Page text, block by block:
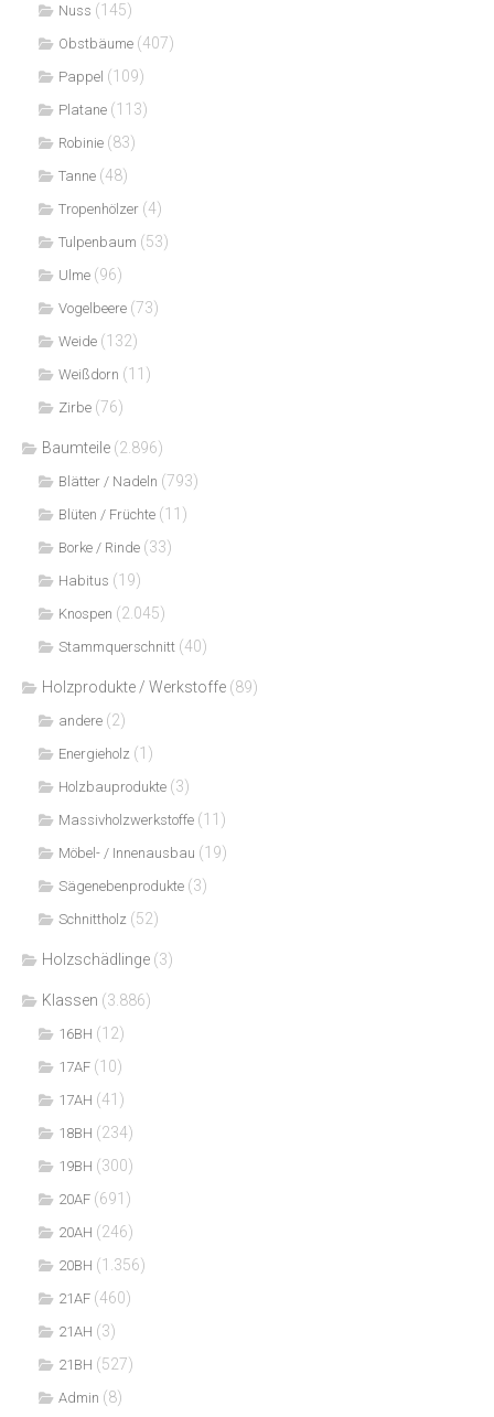
Nuss (145)
Obstbäume (407)
Pappel (109)
Platane (113)
Robinie (83)
Tanne (48)
Tropenhölzer (4)
Tulpenbaum (53)
Ulme (96)
Vogelbeere (73)
Weide (132)
Weißdorn (11)
Zirbe (76)
Baumteile (2.896)
Blätter / Nadeln (793)
Blüten / Früchte (11)
Borke / Rinde (33)
Habitus (19)
Knospen (2.045)
Stammquerschnitt (40)
Holzprodukte / Werkstoffe (89)
andere (2)
Energieholz (1)
Holzbauprodukte (3)
Massivholzwerkstoffe (11)
Möbel- / Innenausbau (19)
Sägenebenprodukte (3)
Schnittholz (52)
Holzschädlinge (3)
Klassen (3.886)
16BH (12)
17AF (10)
17AH (41)
18BH (234)
19BH (300)
20AF (691)
20AH (246)
20BH (1.356)
21AF (460)
21AH (3)
21BH (527)
Admin (8)